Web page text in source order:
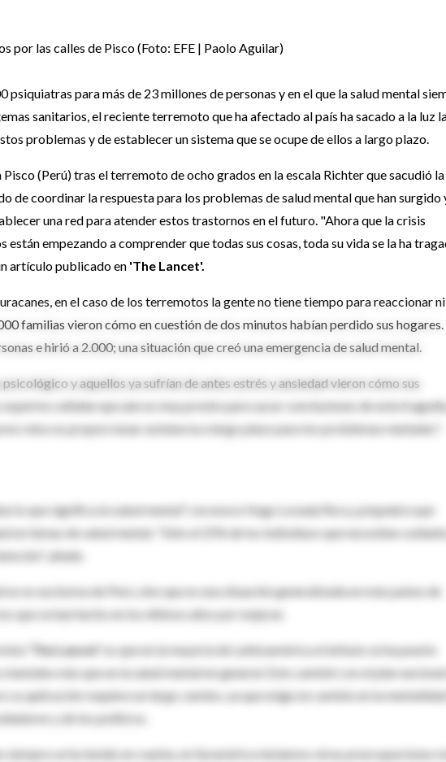
por las calles de Pisco (Foto: EFE | Paolo Aguilar)
psiquiatras para más de 23 millones de personas y en el que la salud mental
sanitarios, el reciente terremoto que ha afectado al país ha sacado a la luz
problemas y de establecer un sistema que se ocupe de ellos a largo plazo.
(Perú) tras el terremoto de ocho grados en la escala Richter que sacudió la
de coordinar la respuesta para los problemas de salud mental que han surgido
una red para atender estos trastornos en el futuro. "Ahora que la crisis
están empezando a comprender que todas sus cosas, toda su vida se la ha
artículo publicado en 'The Lancet'.
en el caso de los terremotos la gente no tiene tiempo para reaccionar ni
familias vieron cómo en cuestión de dos minutos habían perdido sus hogares.
e hirió a 2.000; una situación que creó una emergencia de salud mental.
y aquellos ya sufrían de antes estrés y ansiedad vieron cómo sus
señalan que aún es muy pronto para sacar conclusiones de esta tragedia,
retos es proporcionar asistencia a largo plazo para los problemas mentales".
lo que significa la salud mental", reconoce Hugo Lozada Roca, psiquiatra que
en temas de salud mental. "Sólo el 25% de los individuos que necesitan cuidados
añade.
no es exclusiva de Perú, sino que es una situación generalizada en más países de
que se han hecho en los últimos años por mejorar.
'The Lancet'
es que en la mayoría de Latinoamérica el énfasis se ha puesto
más que en la salud mental en general. Esto cambió con el plan nacional
su aplicación requiere un largo camino, ya que exige un cambio en la
y de los políticos.
siempre se ha tenido en cuenta, en Suramérica teníamos otras preocupaciones